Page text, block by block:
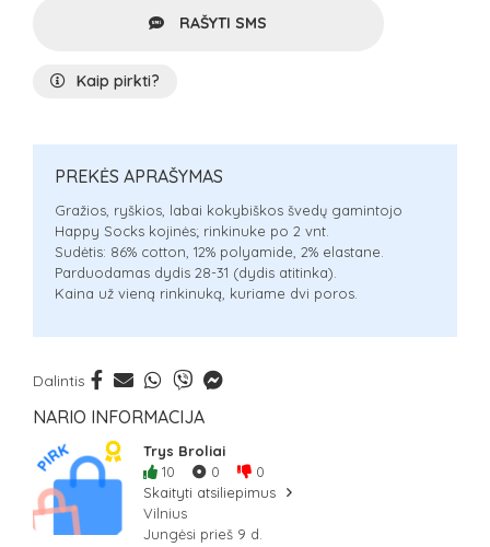
RAŠYTI SMS
Kaip pirkti?
PREKĖS APRAŠYMAS
Gražios, ryškios, labai kokybiškos švedų gamintojo
Happy Socks kojinės; rinkinuke po 2 vnt.
Sudėtis: 86% cotton, 12% polyamide, 2% elastane.
Parduodamas dydis 28-31 (dydis atitinka).
Kaina už vieną rinkinuką, kuriame dvi poros.
Dalintis
NARIO INFORMACIJA
Trys Broliai
10
0
0
Skaityti atsiliepimus
Vilnius
Jungėsi prieš 9 d.